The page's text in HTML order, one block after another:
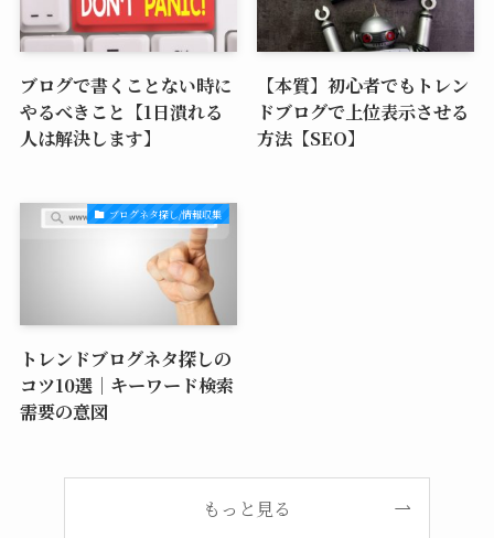
ブログで書くことない時に
やるべきこと【1日潰れる
人は解決します】
【本質】初心者でもトレン
ドブログで上位表示させる
方法【SEO】
ブログネタ探し/情報収集
トレンドブログネタ探しの
コツ10選｜キーワード検索
需要の意図
もっと見る